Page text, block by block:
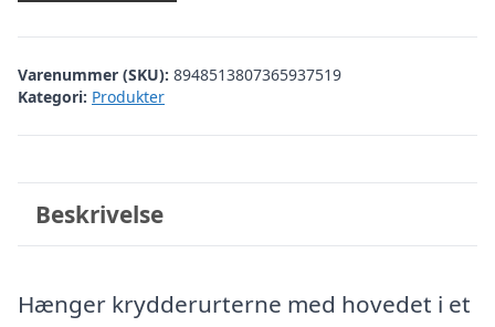
Varenummer (SKU): 8948513807365937519
Kategori: Produkter
Beskrivelse
Hænger krydderurterne med hovedet i et